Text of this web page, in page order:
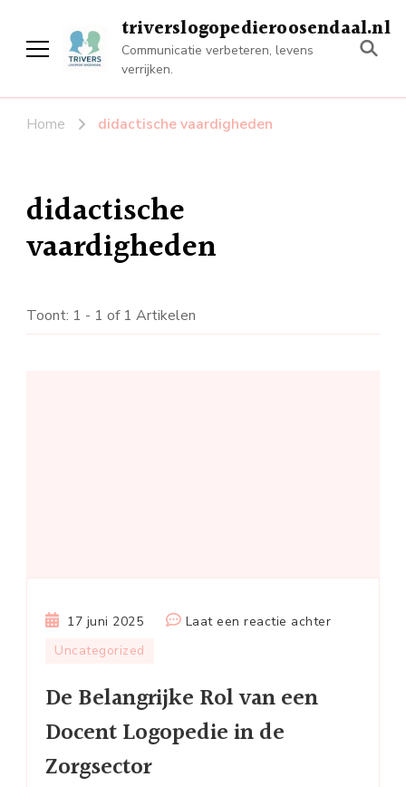
triverslogopedieroosendaal.nl
Communicatie verbeteren, levens
verrijken.
Home didactische vaardigheden
didactische
vaardigheden
Toont: 1 - 1 of 1 Artikelen
17 juni 2025 Laat een reactie achterop
Uncategorized
De Belangrijke Rol van een
Docent Logopedie in de
Zorgsector